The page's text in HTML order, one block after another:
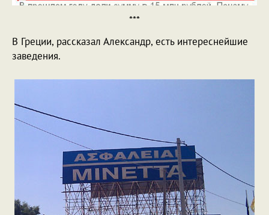
***
В Греции, рассказал Александр, есть интереснейшие
заведения.